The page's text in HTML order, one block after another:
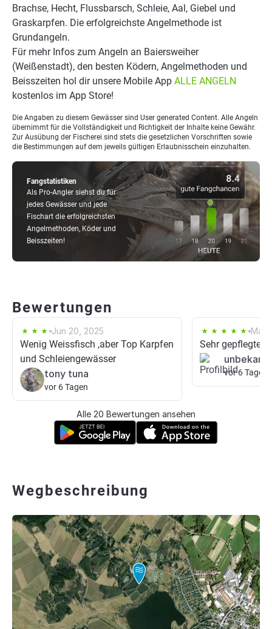
Fangstatistiken
Als Pro-Angler siehst du für
jedes Gewässer und jede
Fischart die erfolgreichsten
Angelmethoden, Köder und
Beisszeiten!
Brachse, Hecht, Flussbarsch, Schleie, Aal, Giebel und
Graskarpfen. Die erfolgreichste Angelmethode ist
Grundangeln.
Für mehr Infos zum Angeln an Baiersweiher
(Weißenstadt), den besten Ködern, Angelmethoden und
Beisszeiten hol dir unsere Mobile App ALLE ANGELN
kostenlos im App Store!
Die Angaben zu diesem Gewässer sind User generated Content. Alle Angeln
übernimmt für die Vollständigkeit und Richtigkeit der Inhalte keine Gewähr.
Zur Ausübung der Fischerei sind stets die gesetzlichen Vorschriften sowie
die Bestimmungen auf dem jeweils gültigen Erlaubnisschein einzuhalten.
Bewertungen
Jun 20, 2025
Wenig Weissfisch ,aber Top Karpfen
und Schleiengewässer
tony tuna
vor 6 Tagen
Mar
Sehr gepflegtes
vor 6 Tagen
Alle 20 Bewertungen ansehen
Wegbeschreibung